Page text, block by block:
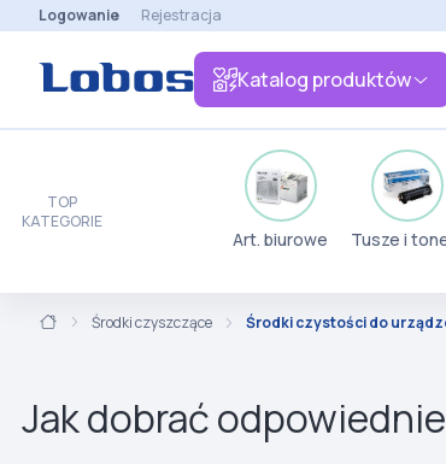
Logowanie Rejestracja
Katalog produktów
TOP
KATEGORIE
Art. biurowe Tusze i
Środki czyszczące Środki czystości do
Jak dobrać